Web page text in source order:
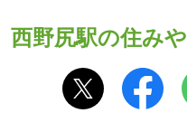
西野尻駅の住み